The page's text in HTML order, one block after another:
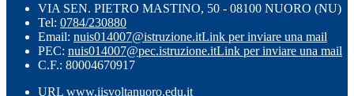
VIA SEN. PIETRO MASTINO, 50 - 08100 NUORO (NU)
Tel: 0784/230880
Email: nuis014007@istruzione.itLink per inviare una mail
PEC: nuis014007@pec.istruzione.itLink per inviare una mail
C.F.: 80004670917
URL www.iisvoltanuoro.edu.it